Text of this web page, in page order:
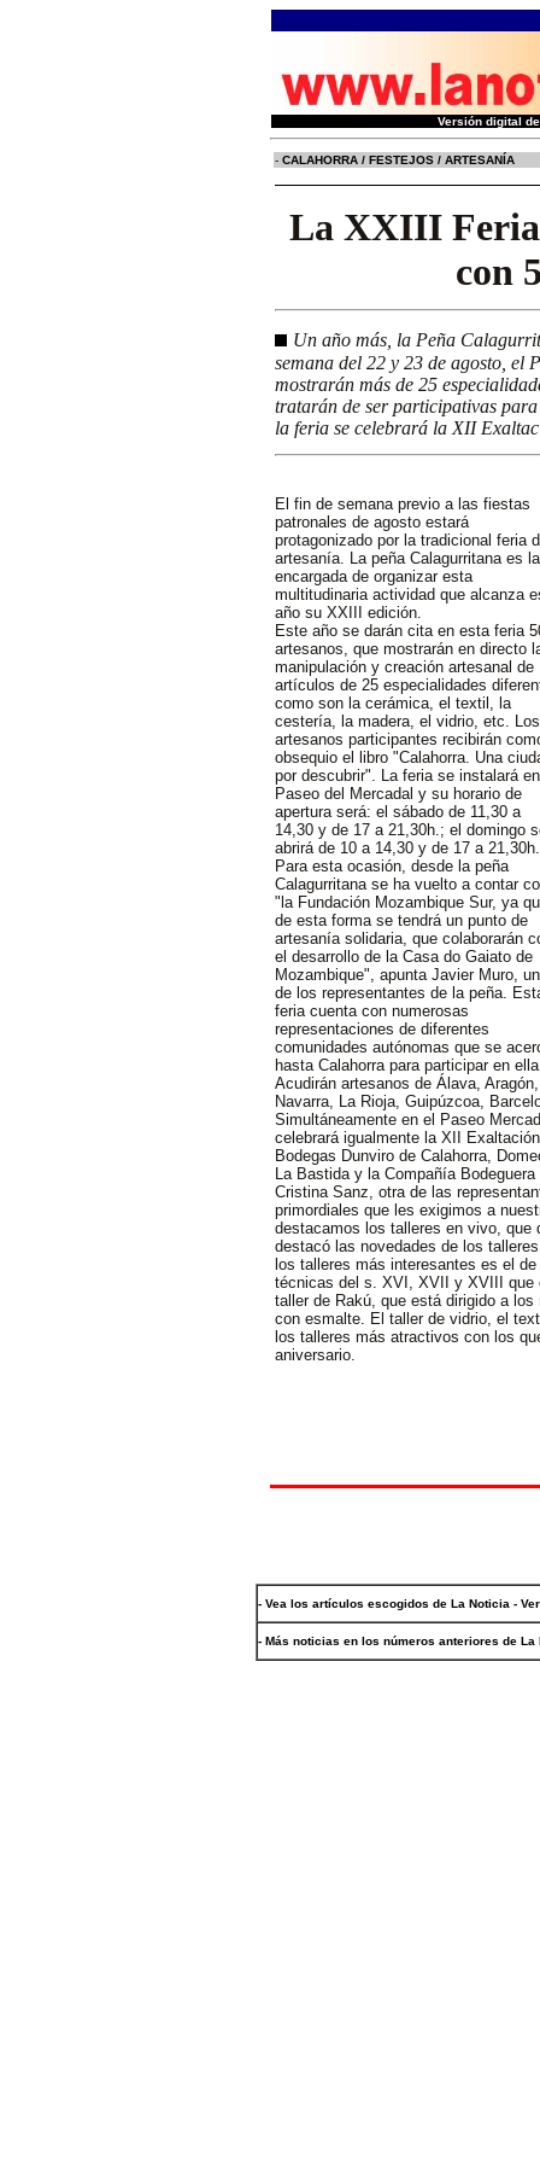
Versión digital
- CALAHORRA / FESTEJOS / ARTESANÍA
La XXIII Feria
con
Un año más, la Peña
semana del 22 y 23 de agosto, el
mostrarán más de 25
tratarán de ser participativas
la feria se celebrará la XII
El fin de semana previo a las fiestas
patronales de agosto estará
protagonizado por la tradicional feria
artesanía. La peña Calagurritana es la
encargada de organizar esta
multitudinaria actividad que alcanza
año su XXIII edición.
Este año se darán cita en esta feria
artesanos, que mostrarán en directo
manipulación y creación artesanal de
artículos de 25 especialidades
como son la cerámica, el textil, la
cestería, la madera, el vidrio, etc. Los
artesanos participantes recibirán
obsequio el libro "Calahorra. Una
por descubrir". La feria se instalará
Paseo del Mercadal y su horario de
apertura será: el sábado de 11,30 a
14,30 y de 17 a 21,30h.; el domingo
abrirá de 10 a 14,30 y de 17 a 21,30h.
Para esta ocasión, desde la peña
Calagurritana se ha vuelto a contar
"la Fundación Mozambique Sur, ya
de esta forma se tendrá un punto de
artesanía solidaria, que colaborarán
el desarrollo de la Casa do Gaiato de
Mozambique", apunta Javier Muro,
de los representantes de la peña.
feria cuenta con numerosas
representaciones de diferentes
comunidades autónomas que se
hasta Calahorra para participar en
Acudirán artesanos de Álava, Aragón,
Navarra, La Rioja, Guipúzcoa,
Simultáneamente en el Paseo
celebrará igualmente la XII
Bodegas Dunviro de Calahorra,
La Bastida y la Compañía
Cristina Sanz, otra de las
primordiales que les exigimos a
destacamos los talleres en vivo, que
destacó las novedades de los
los talleres más interesantes es el
técnicas del s. XVI, XVII y XVIII que
taller de Rakú, que está dirigido a
con esmalte. El taller de vidrio, el
los talleres más atractivos con los
aniversario.
- Vea los artículos escogidos de La Noticia -
- Más noticias en los números anteriores de La